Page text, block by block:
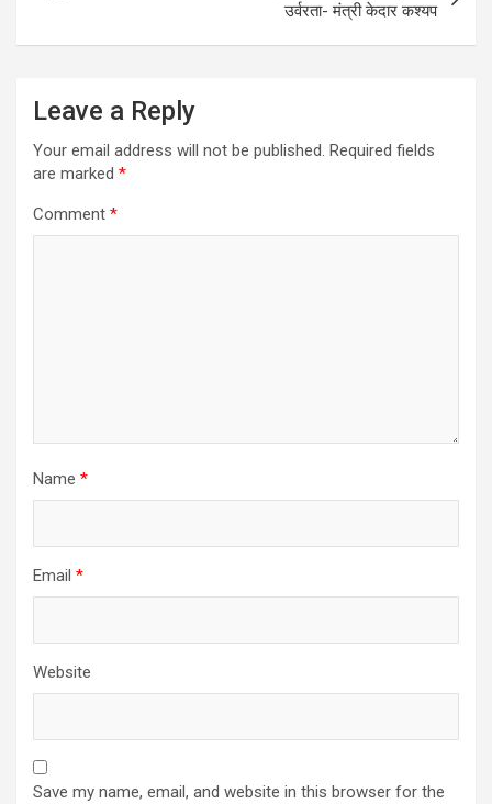
उर्वरता- मंत्री केदार कश्यप
Leave a Reply
Your email address will not be published. Required fields
are marked *
Comment *
Name *
Email *
Website
Save my name, email, and website in this browser for the